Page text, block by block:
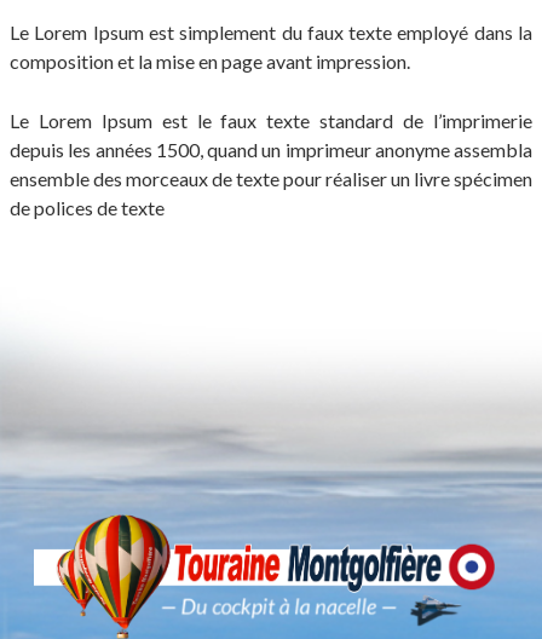
Le Lorem Ipsum est simplement du faux texte employé dans la
composition et la mise en page avant impression.
Le Lorem Ipsum est le faux texte standard de l’imprimerie
depuis les années 1500, quand un imprimeur anonyme assembla
ensemble des morceaux de texte pour réaliser un livre spécimen
de polices de texte